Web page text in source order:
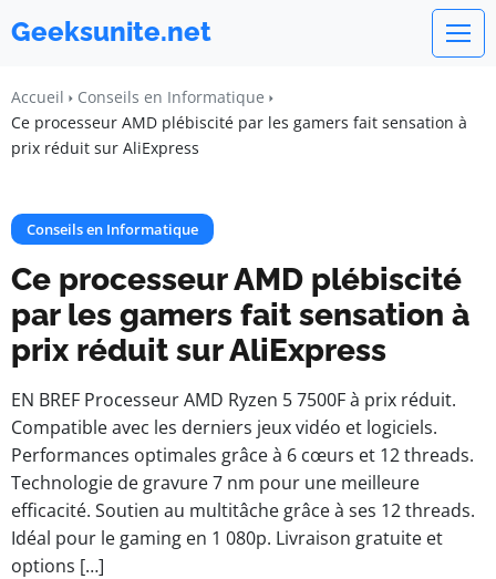
Geeksunite.net
Accueil
Conseils en Informatique
Ce processeur AMD plébiscité par les gamers fait sensation à
prix réduit sur AliExpress
Conseils en Informatique
Ce processeur AMD plébiscité
par les gamers fait sensation à
prix réduit sur AliExpress
EN BREF Processeur AMD Ryzen 5 7500F à prix réduit.
Compatible avec les derniers jeux vidéo et logiciels.
Performances optimales grâce à 6 cœurs et 12 threads.
Technologie de gravure 7 nm pour une meilleure
efficacité. Soutien au multitâche grâce à ses 12 threads.
Idéal pour le gaming en 1 080p. Livraison gratuite et
options […]